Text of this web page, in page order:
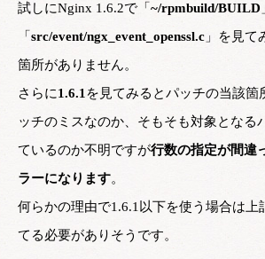
試しにNginx 1.6.2で「 ~/rpmbuild/BUILD
「 src/event/ngx_event_openssl.c 」を見て
箇所がありません。
さらに1.6.1 を見てみるとパッチの当該箇
ッチのミスなのか、そもそも対象となる
ているのか不明ですが行数の指定が間違
ラーになります。
何らかの理由で1.6.1以下を使う場合は上
てる必要がありそうです。